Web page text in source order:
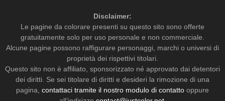
Disclaimer:
Le pagine da colorare presenti su questo sito sono offerte
gratuitamente solo per uso personale e non commerciale.
Alcune pagine possono raffigurare personaggi, marchi o universi di
proprietà dei rispettivi titolari.
Questo sito non è affiliato, sponsorizzato né approvato dai detentori
dei diritti. Se sei titolare di diritti e desideri la rimozione di una
pagina, contattaci tramite il nostro modulo di contatto oppure